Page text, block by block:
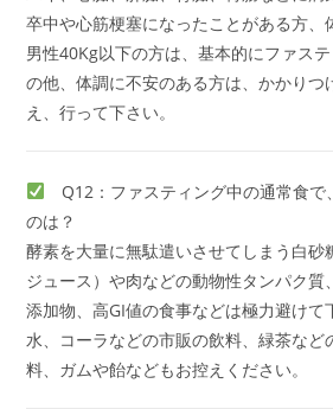
卒中や心筋梗塞になったことがある方、
男性40Kg以下の方は、基本的にファス
の他、体調に不安のある方は、かかりつ
え、行って下さい。
Q12：ファスティング中の通常食で
のは？
酵素を大量に無駄遣いさせてしまう白砂
ジュース）や肉などの動物性タンパク質
添加物、高GI値の食事などは極力避けて
水、コーラなどの市販の飲料、緑茶など
料、ガムや飴などもお控えください。